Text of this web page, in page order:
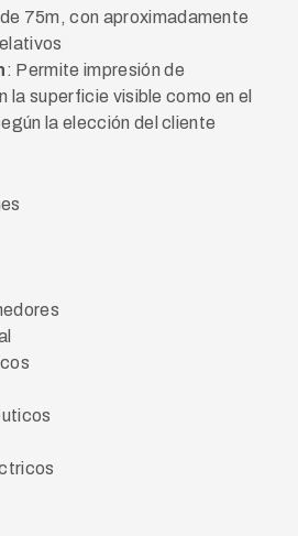
75m, con aproximadamente
: Permite impresión de
la superficie visible como en el
la elección del cliente